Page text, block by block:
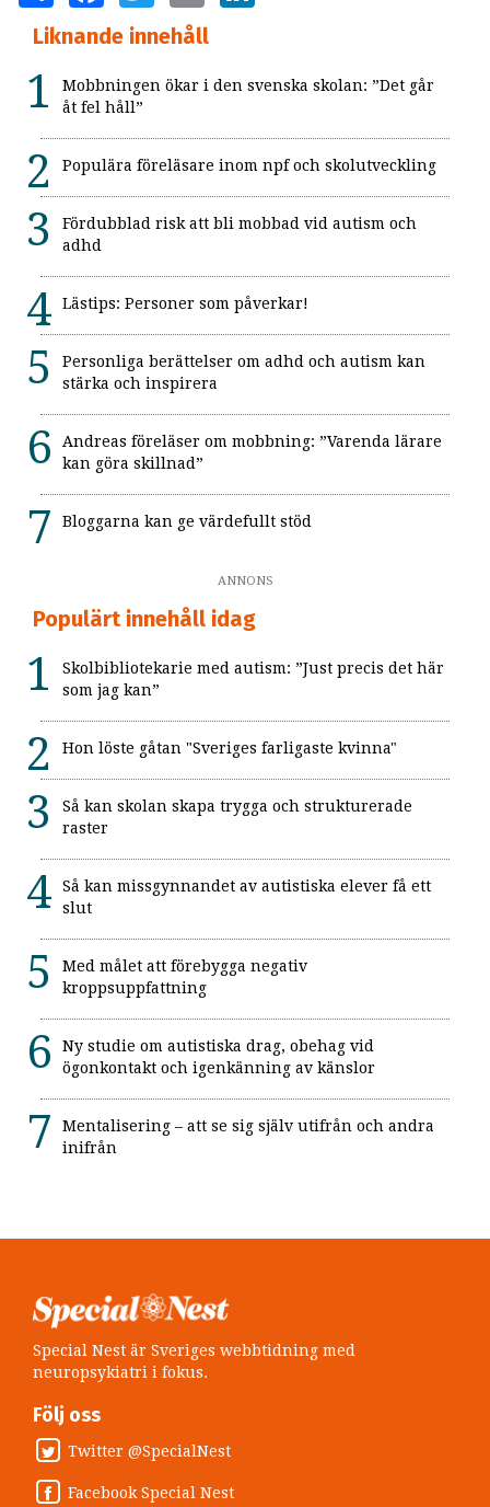
Liknande innehåll
Mobbningen ökar i den svenska skolan: ”Det går
åt fel håll”
Populära föreläsare inom npf och skolutveckling
Fördubblad risk att bli mobbad vid autism och
adhd
Lästips: Personer som påverkar!
Personliga berättelser om adhd och autism kan
stärka och inspirera
Andreas föreläser om mobbning: ”Varenda lärare
kan göra skillnad”
Bloggarna kan ge värdefullt stöd
ANNONS
Populärt innehåll idag
Skolbibliotekarie med autism: ”Just precis det här
som jag kan”
Hon löste gåtan "Sveriges farligaste kvinna"
Så kan skolan skapa trygga och strukturerade
raster
Så kan missgynnandet av autistiska elever få ett
slut
Med målet att förebygga negativ
kroppsuppfattning
Ny studie om autistiska drag, obehag vid
ögonkontakt och igenkänning av känslor
Mentalisering – att se sig själv utifrån och andra
inifrån
Special Nest är Sveriges webbtidning med
neuropsykiatri i fokus.
Följ oss
Twitter @SpecialNest
Facebook Special Nest